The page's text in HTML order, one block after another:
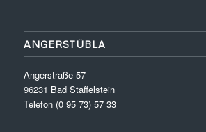
ANGERSTÜBLA
Angerstraße 57
96231 Bad Staffelstein
Telefon (0 95 73) 57 33